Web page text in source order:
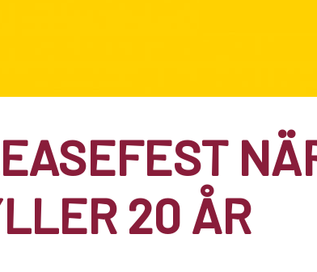
20 ÅR